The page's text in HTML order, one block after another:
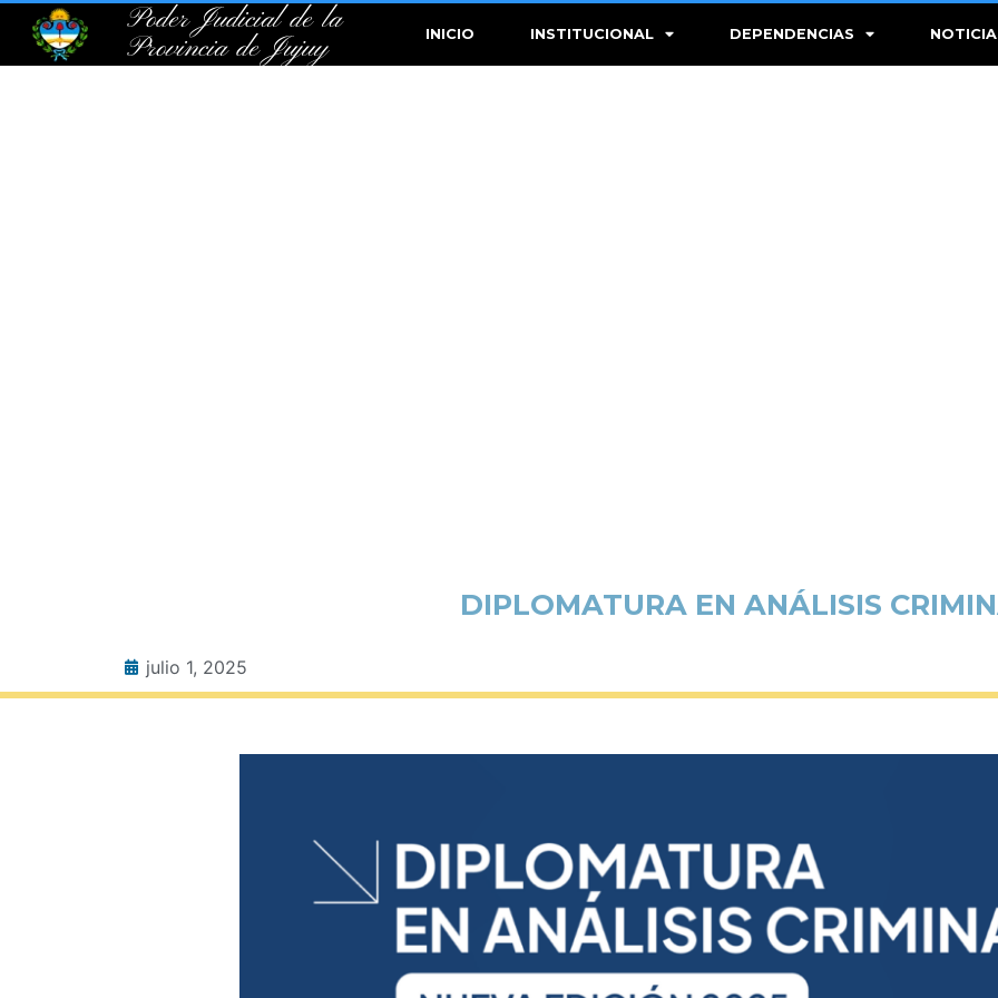
Poder Judicial de la
Provincia de Jujuy
INICIO INSTITUCIONAL DEPENDENCIAS
DIPLOMATURA EN ANÁLISIS
julio 1, 2025